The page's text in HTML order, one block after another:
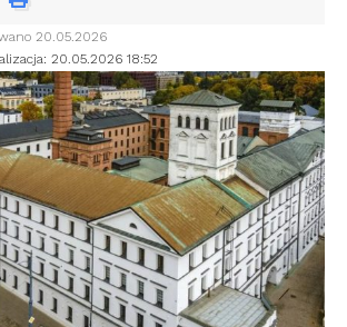
20.05.2026 18:52
20.05.2026